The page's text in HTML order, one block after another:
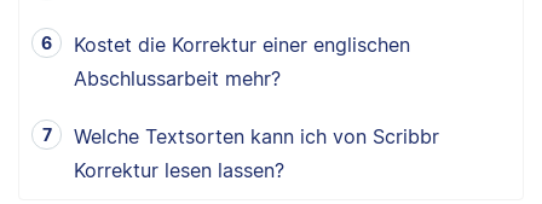
Kostet die Korrektur einer englischen
Abschlussarbeit mehr?
Welche Textsorten kann ich von Scribbr
Korrektur lesen lassen?